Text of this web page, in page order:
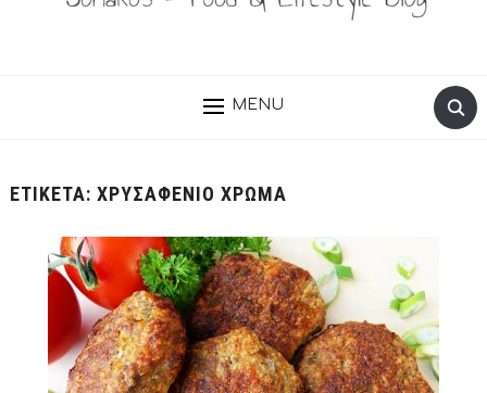
MENU
ΕΤΙΚΈΤΑ: ΧΡΥΣΑΦΈΝΙΟ ΧΡΏΜΑ